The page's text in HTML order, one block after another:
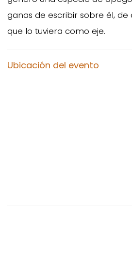
ganas de escribir sobre él, de
que lo tuviera como eje.
Ubicación del evento